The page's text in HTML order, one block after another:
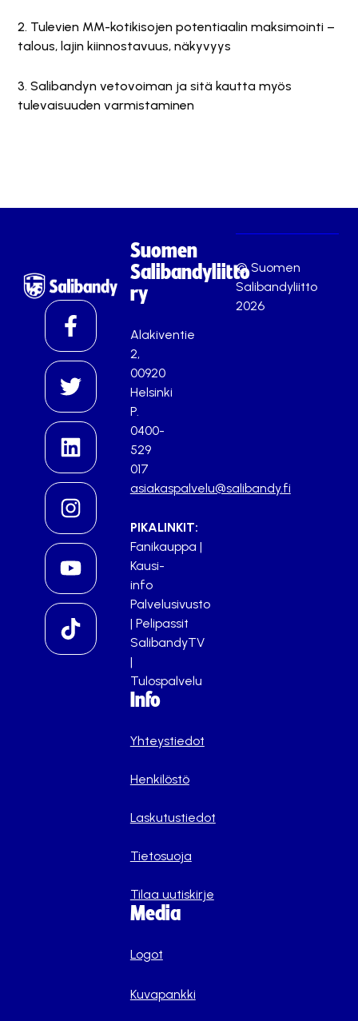
2. Tulevien MM-kotikisojen potentiaalin maksimointi –
talous, lajin kiinnostavuus, näkyvyys
3. Salibandyn vetovoiman ja sitä kautta myös
tulevaisuuden varmistaminen
Suomen
Salibandyliitto
ry
Alakiventie
2,
00920
Helsinki
P.
0400-
529
017
asiakaspalvelu@salibandy.fi
PIKALINKIT:
Fanikauppa |
Kausi-
info
Palvelusivusto
| Pelipassit
SalibandyTV
|
Tulospalvelu
Info
Yhteystiedot
Henkilöstö
Laskutustiedot
Tietosuoja
Tilaa uutiskirje
Media
Logot
Kuvapankki
© Suomen
Salibandyliitto
2026